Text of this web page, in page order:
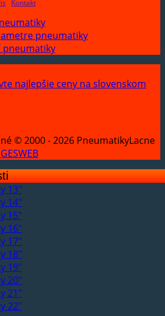
Kontakt
pneumatiky
pneumatiky
© 2000 - 2026 PneumatikyLacne
13"
14"
15"
16"
17"
18"
19"
20"
21"
22"